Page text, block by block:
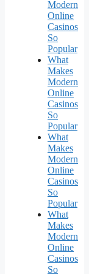
Modern
Online
Casinos
So
Popular
What
Makes
Modern
Online
Casinos
So
Popular
What
Makes
Modern
Online
Casinos
So
Popular
What
Makes
Modern
Online
Casinos
So